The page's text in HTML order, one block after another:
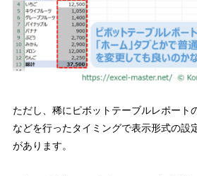
ただし、稀にピボットテーブルレポート
などを行ったタイミングで表示形式の設
があります。